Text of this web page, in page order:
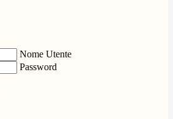
Nome Utente
Password